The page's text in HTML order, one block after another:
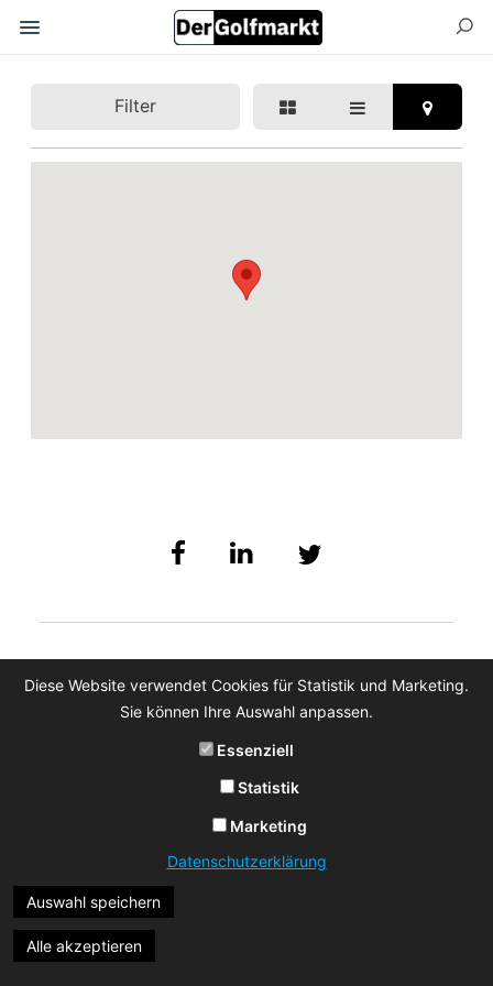
Filter
Diese Website verwendet Cookies für Statistik und Marketing.
Sie können Ihre Auswahl anpassen.
Essenziell
Statistik
Marketing
Datenschutzerklärung
Auswahl speichern
Alle akzeptieren